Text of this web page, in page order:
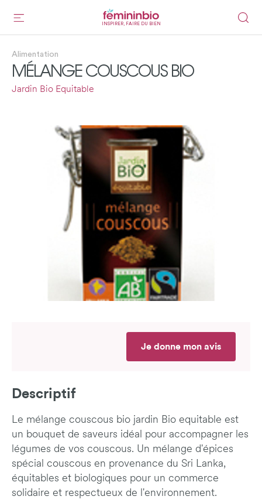
INSPIRER, FAIRE DU BIEN
Alimentation
MÉLANGE COUSCOUS BIO
Jardin Bio Equitable
Je donne mon avis
Descriptif
Le mélange couscous bio jardin Bio equitable est
un bouquet de saveurs idéal pour accompagner les
légumes de vos couscous. Un mélange d'épices
spécial couscous en provenance du Sri Lanka,
équitables et biologiques pour un commerce
solidaire et respectueux de l'environnement.